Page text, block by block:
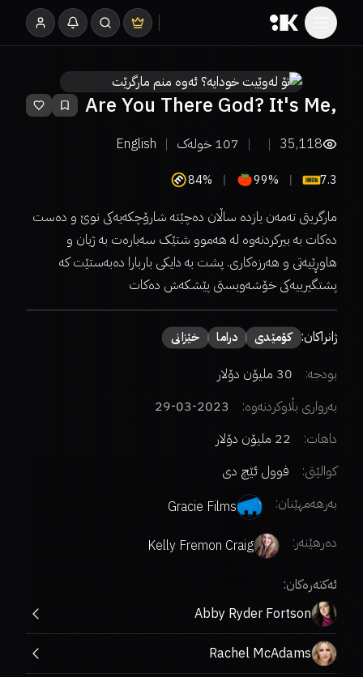
Are You There God? It's Me,
Margaret.
35,118
107 خولەک English
7.3
99%
84%
مارگریتی تەمەن یازدە ساڵان دەچێتە شارۆچکەیەکی نوێ و دەست
دەکات بە بیرکردنەوە لە هەموو شتێک سەبارەت بە ژیان و
هاوڕێیەتی و هەرزەکاری. پشت بە دایکی باربارا دەبەستێت کە
پشتگیرییەکی خۆشەویستی پێشکەش دەکات
ژانراکان: كۆمێدی دراما خێزانی
بودجە:
30 ملیۆن دۆلار
بەرواری بڵاوکردنەوە:
2023-03-29
داهات:
22 ملیۆن دۆلار
کوالێتی:
فوول ئێچ دی
بەرهەمهێنان:
Gracie Films
دەرهێنەر:
Kelly Fremon Craig
ئەکتەرەکان:
Abby Ryder Fortson
Rachel McAdams